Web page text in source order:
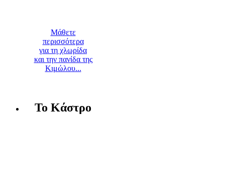
Μάθετε
περισσότερα
για τη χλωρίδα
και την πανίδα της
Κιμώλου...
Το Κάστρο